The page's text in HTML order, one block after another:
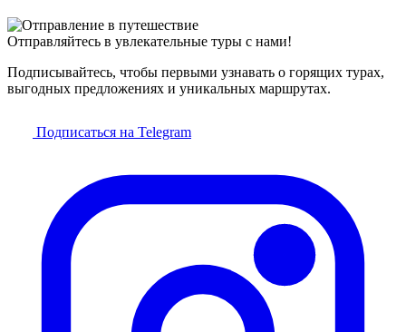
Отправляйтесь в увлекательные туры с нами!
Подписывайтесь, чтобы первыми узнавать о горящих турах,
выгодных предложениях и уникальных маршрутах.
Подписаться на Telegram